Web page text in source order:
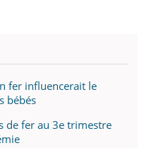
fer influencerait le
bébés
de fer au 3e trimestre